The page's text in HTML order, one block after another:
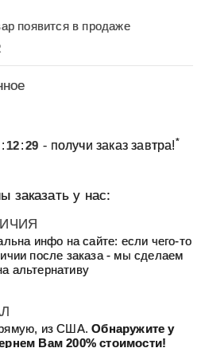
появится в продаже
:12:29 - получи заказ завтра!*
заказать у нас:
инфо на сайте: если чего-то
после заказа - мы сделаем
альтернативу
из США.Обнаружите у
Вам 200% стоимости!